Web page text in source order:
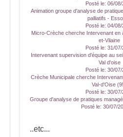
Posté le: 06/08/
Animation groupe d'analyse de
palliatifs -
Posté le: 04/08/
Micro-Crèche cherche Intervenant en
et-Vilaine
Posté le: 31/07/
Intervenant supervision d'équipe au
Val d'oise
Posté le: 30/07/
Crèche Municipale cherche
Val-d'Oise
Posté le: 30/07/
Groupe d'analyse de pratiques
Posté le: 30/07/
..etc...